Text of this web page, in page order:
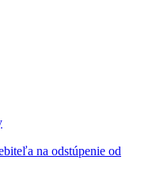
na odstúpenie od